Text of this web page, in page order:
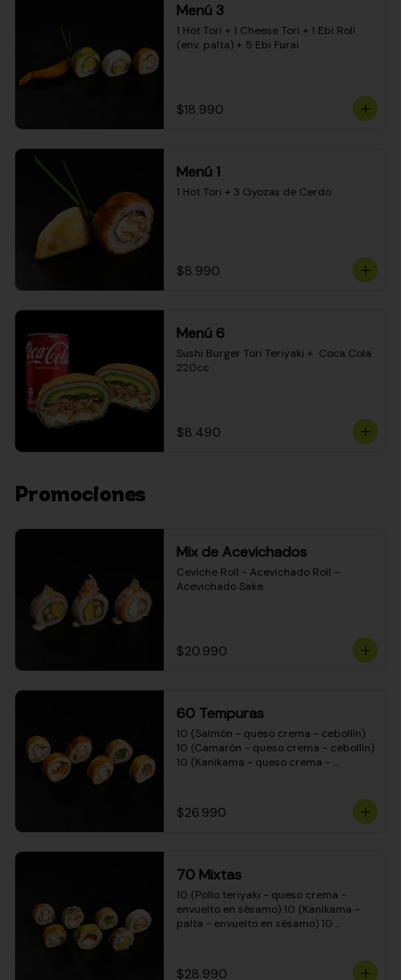
Menú 3
1 Hot Tori + 1 Cheese Tori + 1 Ebi Roll
(env. palta) + 5 Ebi Furai
$18.990
Menú 1
1 Hot Tori + 3 Gyozas de Cerdo
$8.990
Menú 6
Sushi Burger Tori Teriyaki +  Coca Cola
220cc
$8.490
Promociones
Mix de Acevichados
Ceviche Roll - Acevichado Roll -
Acevichado Sake
$20.990
60 Tempuras
10 (Salmón - queso crema - cebollín)
10 (Camarón - queso crema - cebollín)
10 (Kanikama - queso crema -
crema - cebollín) 10 (Carne - queso
crema - cebollín)
$26.990
70 Mixtas
10 (Pollo teriyaki - queso crema -
envuelto en sésamo) 10 (Kanikama -
palta - envuelto en sésamo) 10
- envuelto en queso crema) 10
$28.990